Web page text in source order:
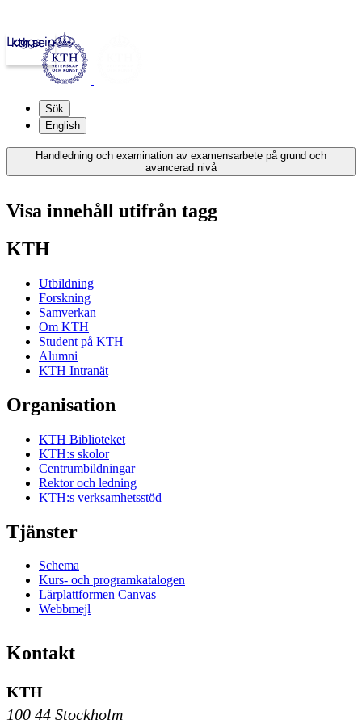
kth.se
Logga in
Sök
English
Handledning och examination av examensarbete på grund och
avancerad nivå
Visa innehåll utifrån tagg
KTH
Utbildning
Forskning
Samverkan
Om KTH
Student på KTH
Alumni
KTH Intranät
Organisation
KTH Biblioteket
KTH:s skolor
Centrumbildningar
Rektor och ledning
KTH:s verksamhetsstöd
Tjänster
Schema
Kurs- och programkatalogen
Lärplattformen Canvas
Webbmejl
Kontakt
KTH
100 44 Stockholm